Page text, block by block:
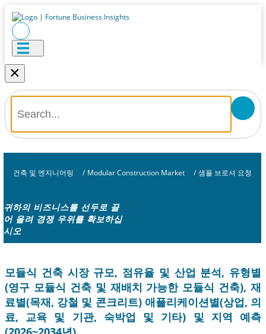
×
건축 및 엔지니어링 / Modular Construction Market / 샘플 브로셔 요청
귀하의 비즈니스를 선두로 끌
어 올려 경쟁 우위를 확보하십
시오
모듈식 건축 시장 규모, 점유율 및 산업 분석, 유형별
(영구 모듈식 건축 및 재배치 가능한 모듈식 건축), 재
료별(목재, 강철 및 콘크리트) 애플리케이션별(상업, 의
료, 교육 및 기관, 숙박업 및 기타) 및 지역 예측